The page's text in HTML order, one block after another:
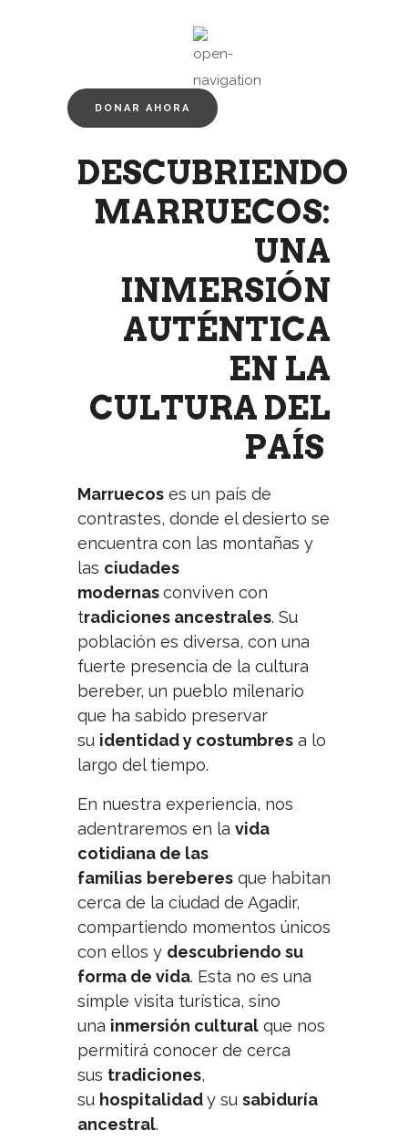
DONAR AHORA
DESCUBRIENDO
MARRUECOS:
UNA
INMERSIÓN
AUTÉNTICA
EN LA
CULTURA DEL
PAÍS
Marruecoses un país de
contrastes, donde el desierto se
encuentra con las montañas y
las ciudades
modernasconviven con
tradiciones ancestrales. Su
población es diversa, con una
fuerte presencia de la cultura
bereber, un pueblo milenario
que ha sabido preservar
su identidad y costumbresa lo
largo del tiempo.
En nuestra experiencia, nos
adentraremos en la vida
cotidiana de las
familias bereberesque habitan
cerca de la ciudad de Agadir,
compartiendo momentos únicos
con ellos y descubriendo su
forma de vida. Esta no es una
simple visita turística, sino
una inmersión culturalque nos
permitirá conocer de cerca
sus tradiciones,
su hospitalidady su sabiduría
ancestral.